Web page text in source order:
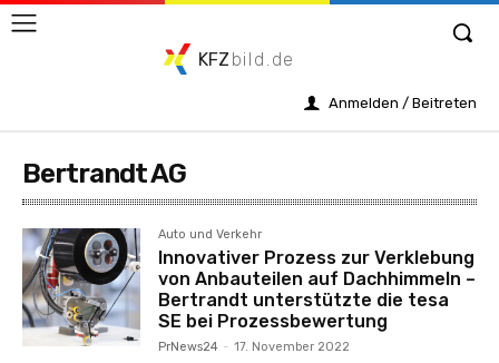
KFZ bild.de
Anmelden / Beitreten
Bertrandt AG
Auto und Verkehr
Innovativer Prozess zur Verklebung
von Anbauteilen auf Dachhimmeln –
Bertrandt unterstützte die tesa
SE bei Prozessbewertung
PrNews24 - 17. November 2022